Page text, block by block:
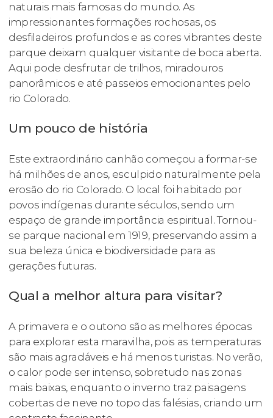
naturais mais famosas do mundo. As
impressionantes formações rochosas, os
desfiladeiros profundos e as cores vibrantes deste
parque deixam qualquer visitante de boca aberta.
Aqui pode desfrutar de trilhos, miradouros
panorâmicos e até passeios emocionantes pelo
rio Colorado.
Um pouco de história
Este extraordinário canhão começou a formar-se
há milhões de anos, esculpido naturalmente pela
erosão do rio Colorado. O local foi habitado por
povos indígenas durante séculos, sendo um
espaço de grande importância espiritual. Tornou-
se parque nacional em 1919, preservando assim a
sua beleza única e biodiversidade para as
gerações futuras.
Qual a melhor altura para visitar?
A primavera e o outono são as melhores épocas
para explorar esta maravilha, pois as temperaturas
são mais agradáveis e há menos turistas. No verão,
o calor pode ser intenso, sobretudo nas zonas
mais baixas, enquanto o inverno traz paisagens
cobertas de neve no topo das falésias, criando um